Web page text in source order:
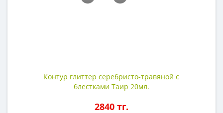
Контур глиттер серебристо-травяной с
блестками Таир 20мл.
2840 тг.